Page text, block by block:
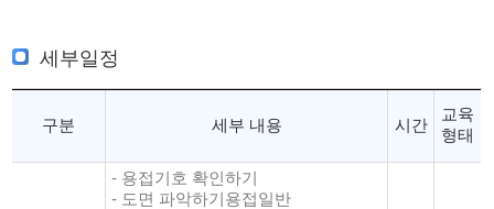
세부일정
구분 세부 내용 시간
교육
형태
- 용접기호 확인하기
- 도면 파악하기용접일반